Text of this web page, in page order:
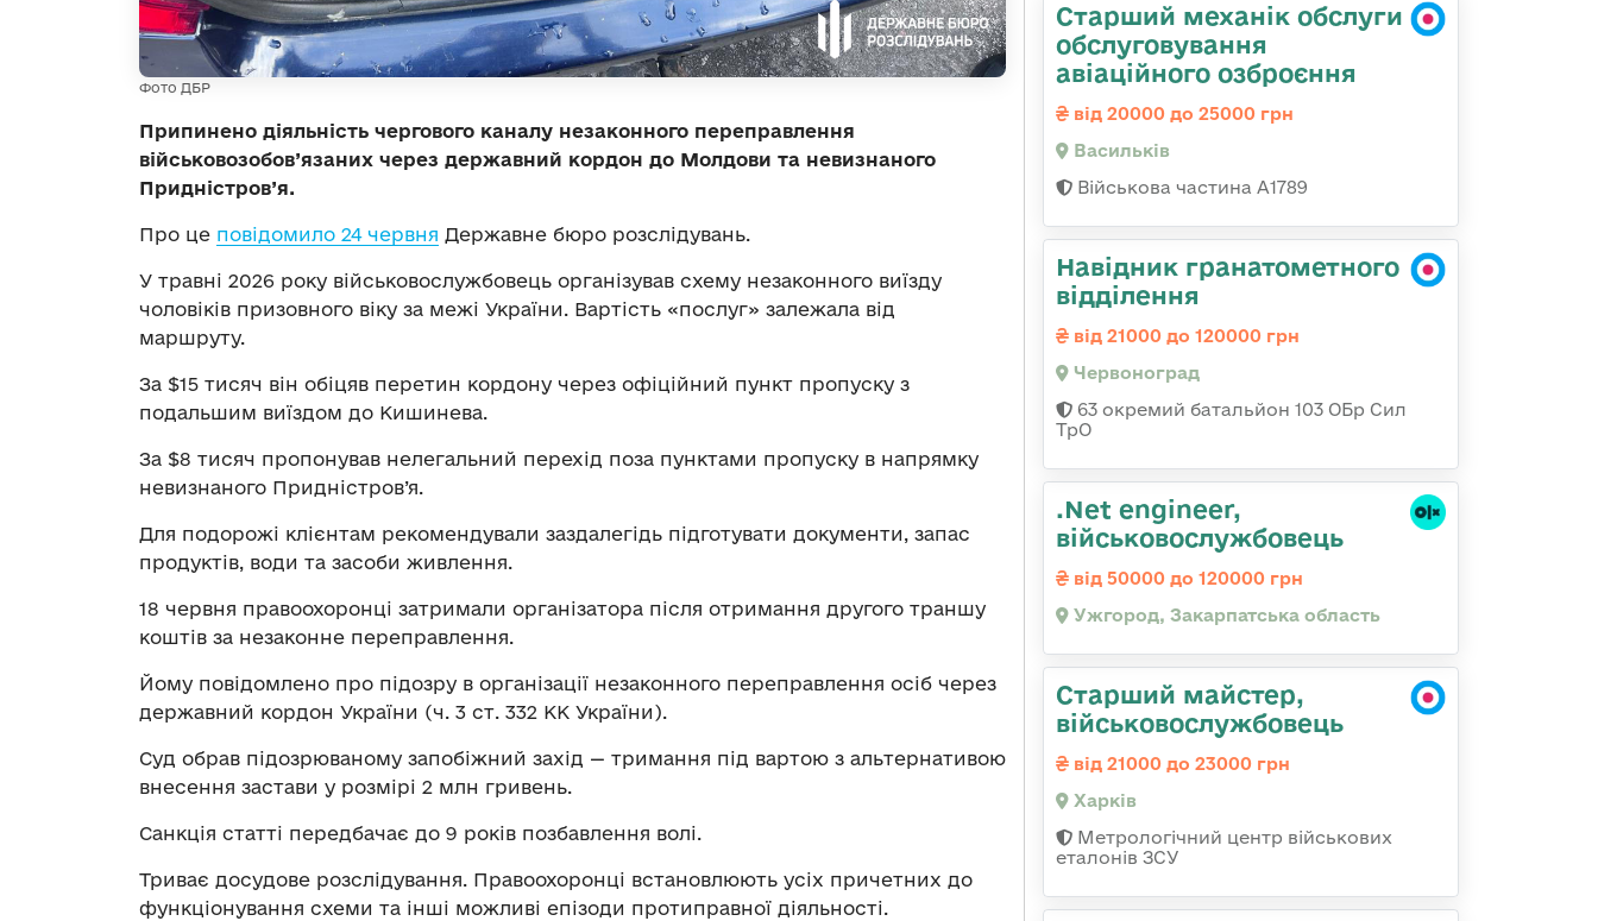
Фото ДБР
Припинено діяльність чергового каналу незаконного переправлення
військовозобов’язаних через державний кордон до Молдови та невизнаного
Придністров’я.
Про це повідомило 24 червня Державне бюро розслідувань.
У травні 2026 року військовослужбовець організував схему незаконного виїзду
чоловіків призовного віку за межі України. Вартість «послуг» залежала від
маршруту.
За $15 тисяч він обіцяв перетин кордону через офіційний пункт пропуску з
подальшим виїздом до Кишинева.
За $8 тисяч пропонував нелегальний перехід поза пунктами пропуску в напрямку
невизнаного Придністров’я.
Для подорожі клієнтам рекомендували заздалегідь підготувати документи, запас
продуктів, води та засоби живлення.
18 червня правоохоронці затримали організатора після отримання другого траншу
коштів за незаконне переправлення.
Йому повідомлено про підозру в організації незаконного переправлення осіб через
державний кордон України (ч. 3 ст. 332 КК України).
Суд обрав підозрюваному запобіжний захід — тримання під вартою з альтернативою
внесення застави у розмірі 2 млн гривень.
Санкція статті передбачає до 9 років позбавлення волі.
Триває досудове розслідування. Правоохоронці встановлюють усіх причетних до
функціонування схеми та інші можливі епізоди протиправної діяльності.
Старший механік обслуги
обслуговування
авіаційного озброєння
від 20000 до 25000 грн
Васильків
Військова частина А1789
Навідник гранатометного
відділення
від 21000 до 120000 грн
Червоноград
63 окремий батальйон 103 ОБр Сил
ТрО
.Net engineer,
військовослужбовець
від 50000 до 120000 грн
Ужгород, Закарпатська область
Старший майстер,
військовослужбовець
від 21000 до 23000 грн
Харків
Метрологічний центр військових
еталонів ЗСУ